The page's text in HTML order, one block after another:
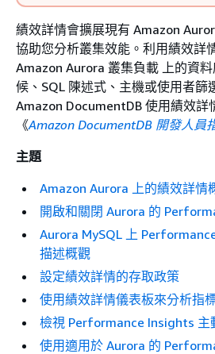
績效詳情會擴展現有 Amazon
協助您分析叢集效能 。利用績效詳
Amazon Aurora 叢集負載 上的資
候、SQL 陳述式、主機或使用者篩
Amazon DocumentDB 使用績效詳
《Amazon DocumentDB 開發人員
主題
Amazon Aurora 上的績效詳情
開啟和關閉 Aurora 的
Aurora MySQL 上
描述概觀
設定績效詳情的存取政策
使用績效詳情儀表板來分析指
檢視 Performance Insights 主
使用適用於 Aurora 的